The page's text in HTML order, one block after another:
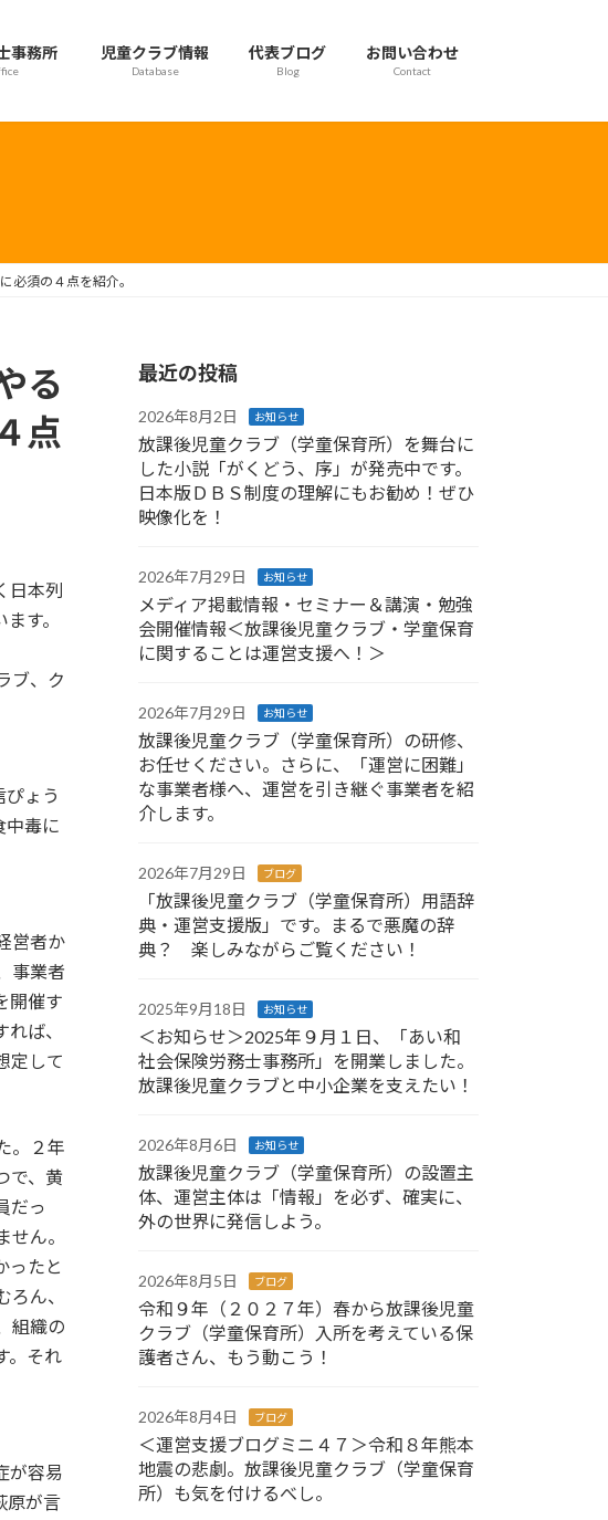
事務所 児童クラブ情報
Database
代表ブログ
Blog
お問い合わせ
Contact
必須の４点を紹介。
る
点
日本列
す。
ブ、ク
ょう
中毒に
営者か
事業者
開催す
ば、
定して
。２年
で、黄
だっ
ん。
ったと
ん、
組織の
。それ
が容易
原が言
最近の投稿
2026年8月2日 お知らせ
放課後児童クラブ（学童保育所）を舞台に
した小説「がくどう、序」が発売中です。
日本版ＤＢＳ制度の理解にもお勧め！ぜひ
映像化を！
2026年7月29日 お知らせ
メディア掲載情報・セミナー＆講演・勉強
会開催情報＜放課後児童クラブ・学童保育
に関することは運営支援へ！＞
2026年7月29日 お知らせ
放課後児童クラブ（学童保育所）の研修、
お任せください。さらに、「運営に困難」
な事業者様へ、運営を引き継ぐ事業者を紹
介します。
2026年7月29日 ブログ
「放課後児童クラブ（学童保育所）用語辞
典・運営支援版」です。まるで悪魔の辞
典？ 楽しみながらご覧ください！
2025年9月18日 お知らせ
＜お知らせ＞2025年９月１日、「あい和
社会保険労務士事務所」を開業しました。
放課後児童クラブと中小企業を支えたい！
2026年8月6日 お知らせ
放課後児童クラブ（学童保育所）の設置主
体、運営主体は「情報」を必ず、確実に、
外の世界に発信しよう。
2026年8月5日 ブログ
令和９年（２０２７年）春から放課後児童
クラブ（学童保育所）入所を考えている保
護者さん、もう動こう！
2026年8月4日 ブログ
＜運営支援ブログミニ４７＞令和８年熊本
地震の悲劇。放課後児童クラブ（学童保育
所）も気を付けるべし。